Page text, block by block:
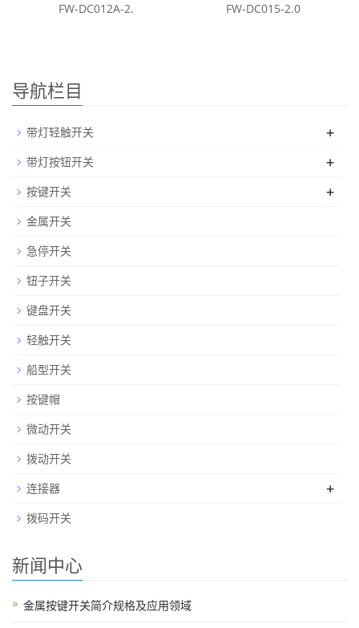
FW-DC012A-2. FW-DC015-2.0
导航栏目
带灯轻触开关 +
带灯按钮开关 +
按键开关 +
金属开关
急停开关
钮子开关
键盘开关
轻触开关
船型开关
按键帽
微动开关
拨动开关
连接器
+
拨码开关
新闻中心
金属按键开关简介规格及应用领域